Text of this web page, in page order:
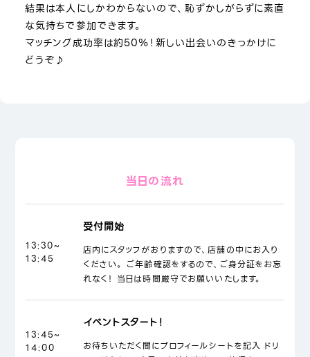
結果は本人にしかわからないので、恥ずかしがらずに素直
な気持ちで参加できます。
マッチング成功率は約50％！新しい出会いのきっかけに
どうぞ♪
当日の流れ
13:30~
13:45
受付開始
店内にスタッフがおりますので、店舗の中にお入り
ください。 ご年齢確認をするので、ご身分証をお忘
れなく！ 当日は時間厳守でお願いいたします。
13:45~
14:00
イベントスタート！
お待ちいただく間にプロフィールシートを記入 ドリ